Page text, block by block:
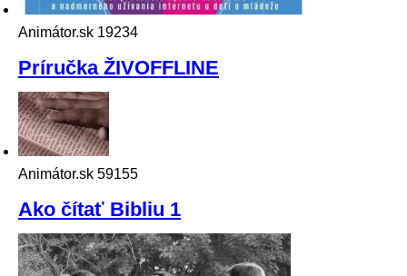
Animátor.sk 19234
Príručka ŽIVOFFLINE
Animátor.sk 59155
Ako čítať Bibliu 1